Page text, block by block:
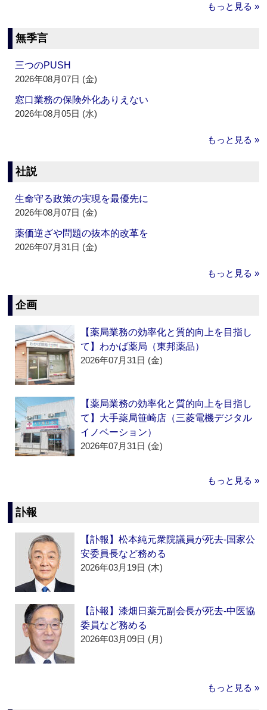
もっと見る »
無季言
三つのPUSH
2026年08月07日 (金)
窓口業務の保険外化ありえない
2026年08月05日 (水)
もっと見る »
社説
生命守る政策の実現を最優先に
2026年08月07日 (金)
薬価逆ざや問題の抜本的改革を
2026年07月31日 (金)
もっと見る »
企画
【薬局業務の効率化と質的向上を目指し
て】わかば薬局（東邦薬品）
2026年07月31日 (金)
【薬局業務の効率化と質的向上を目指し
て】大手薬局笹崎店（三菱電機デジタル
イノベーション）
2026年07月31日 (金)
もっと見る »
訃報
【訃報】松本純元衆院議員が死去‐国家公
安委員長など務める
2026年03月19日 (木)
【訃報】漆畑日薬元副会長が死去‐中医協
委員など務める
2026年03月09日 (月)
もっと見る »